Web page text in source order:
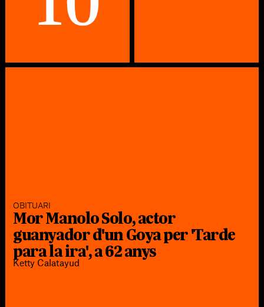
OBITUARI
Mor Manolo Solo, actor
guanyador d'un Goya per 'Tarde
para la ira', a 62 anys
Ketty Calatayud